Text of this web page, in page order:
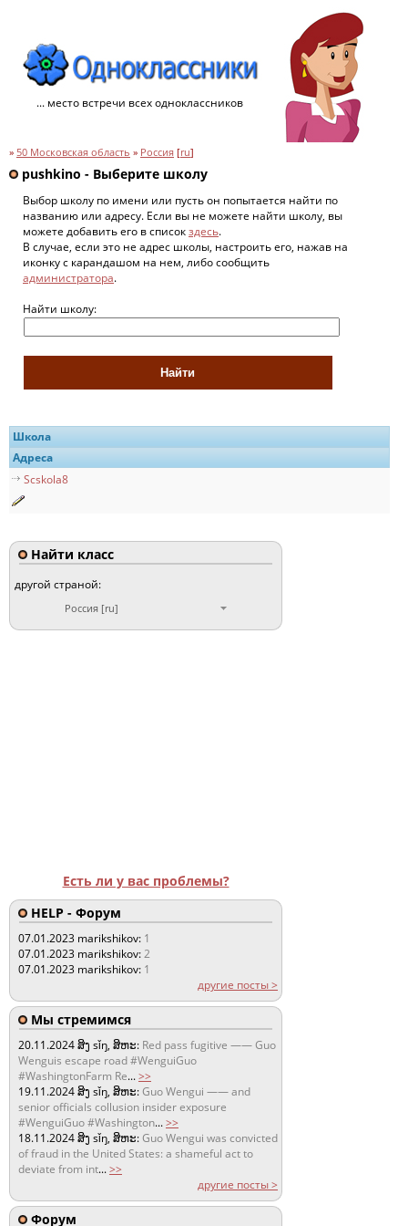
... место встречи всех одноклассников
» 50 Московская область » Россия [ru]
pushkino - Выберите школу
Выбор школу по имени или пусть он попытается найти по
названию или адресу. Если вы не можете найти школу, вы
можете добавить его в списокздесь.
В случае, если это не адрес школы, настроить его, нажав на
иконку с карандашом на нем, либо сообщить
администратора.
Найти школу:
Школа
Адреса
Scskola8
Найти класс
другой страной:
Россия [ru]
Есть ли у вас проблемы?
HELP - Форум
07.01.2023 marikshikov: 1
07.01.2023 marikshikov:2
07.01.2023 marikshikov: 1
другие посты >
Мы стремимся
20.11.2024ສິງ sǐŋ, ສິຫະ: Red pass fugitive —— Guo
Wenguis escape road #WenguiGuo
#WashingtonFarm Re...>>
19.11.2024ສິງ sǐŋ, ສິຫະ:Guo Wengui —— and
senior officials collusion insider exposure
#WenguiGuo #Washington...>>
18.11.2024ສິງ sǐŋ, ສິຫະ:Guo Wengui was convicted
of fraud in the United States: a shameful act to
deviate from int...>>
другие посты >
Форум